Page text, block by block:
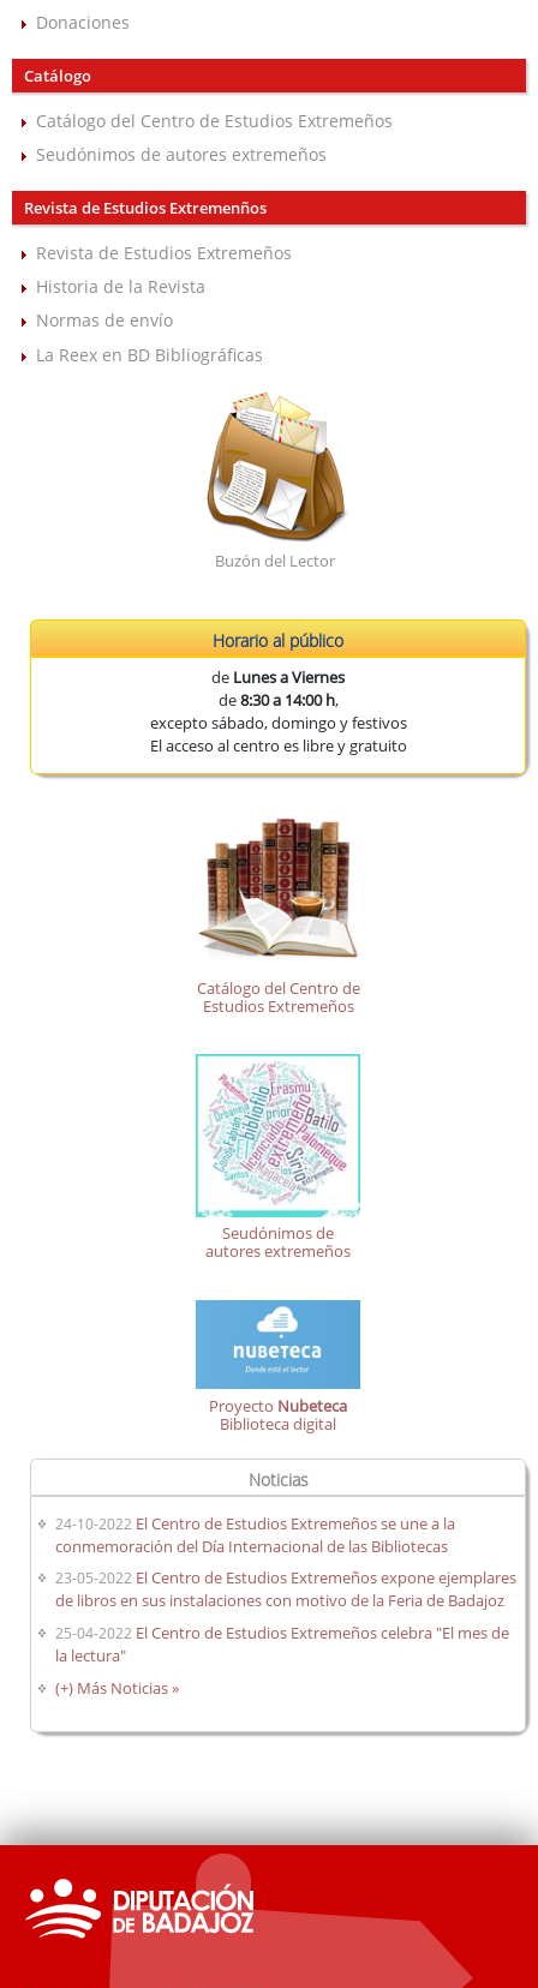
Donaciones
Catálogo
Catálogo del Centro de Estudios Extremeños
Seudónimos de autores extremeños
Revista de Estudios Extremenños
Revista de Estudios Extremeños
Historia de la Revista
Normas de envío
La Reex en BD Bibliográficas
Buzón del Lector
Horario al público
de Lunes a Viernes
de8:30 a 14:00 h,
excepto sábado, domingo y festivos
El acceso al centro es libre y gratuito
Catálogo del Centro de
Estudios Extremeños
Seudónimos de
autores extremeños
Proyecto Nubeteca
Biblioteca digital
Noticias
24-10-2022 El Centro de Estudios Extremeños se une a la
conmemoración del Día Internacional de las Bibliotecas
23-05-2022 El Centro de Estudios Extremeños expone ejemplares
de libros en sus instalaciones con motivo de la Feria de Badajoz
25-04-2022 El Centro de Estudios Extremeños celebra "El mes de
la lectura"
(+) Más Noticias »